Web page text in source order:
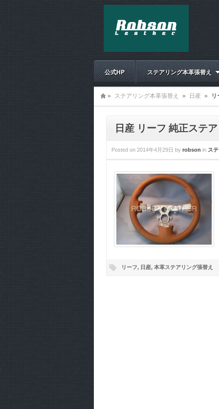
公式HP ステアリング本革張替え
» ステアリング本革張替え » 日産 » リ
日産 リーフ 純正ステ
Posted on 2014年4月29日 by robson in ス
リーフ, 日産, 本革ステアリング張替え